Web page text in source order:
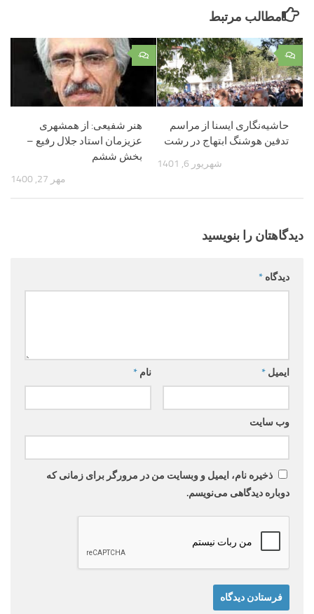
مطالب مرتبط
۰
هنر شفیعی: از همشهری
عزیزمان استاد جلال رفیع –
بخش ششم
مهر 27, 1400
۰
حاشیه‌نگاری ایسنا از مراسم
تدفین هوشنگ ابتهاج در رشت
شهریور 6, 1401
دیدگاهتان را بنویسید
دیدگاه *
نام * ایمیل *
وب‌ سایت
ذخیره نام، ایمیل و وبسایت من در مرورگر برای زمانی که
دوباره دیدگاهی می‌نویسم.